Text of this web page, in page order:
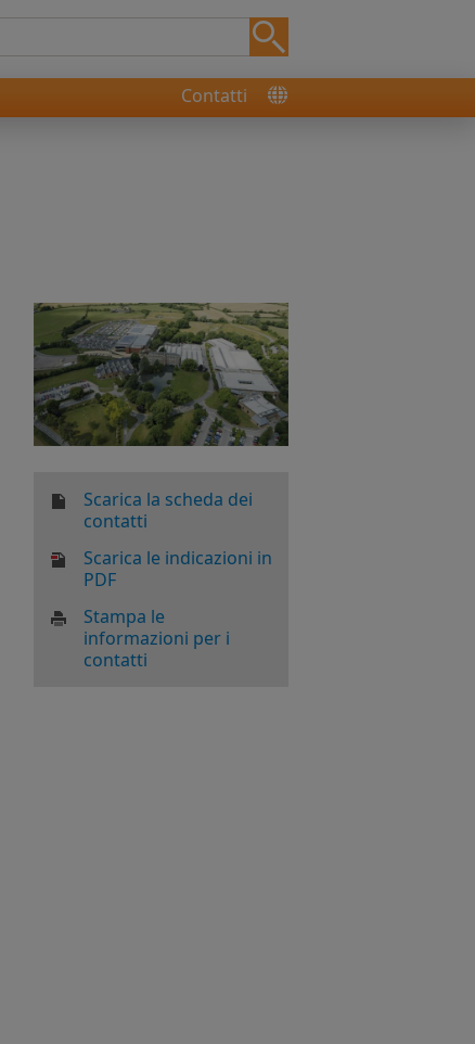
Contatti
Scarica la scheda dei
contatti
Scarica le indicazioni in
PDF
Stampa le
informazioni per i
contatti